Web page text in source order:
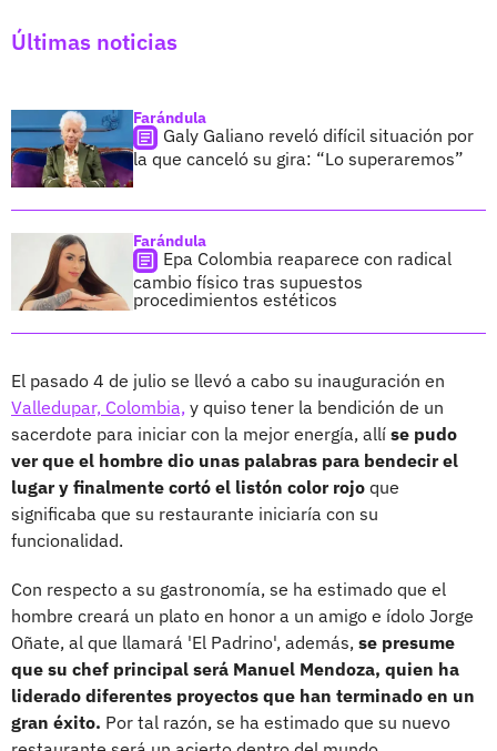
Últimas noticias
Farándula
Galy Galiano reveló difícil situación por
la que canceló su gira: “Lo superaremos”
Farándula
Epa Colombia reaparece con radical
cambio físico tras supuestos
procedimientos estéticos
El pasado 4 de julio se llevó a cabo su inauguración en
Valledupar, Colombia, y quiso tener la bendición de un
sacerdote para iniciar con la mejor energía, allí se pudo
ver que el hombre dio unas palabras para bendecir el
lugar y finalmente cortó el listón color rojo que
significaba que su restaurante iniciaría con su
funcionalidad.
Con respecto a su gastronomía, se ha estimado que el
hombre creará un plato en honor a un amigo e ídolo Jorge
Oñate, al que llamará 'El Padrino', además, se presume
que su chef principal será Manuel Mendoza, quien ha
liderado diferentes proyectos que han terminado en un
gran éxito. Por tal razón, se ha estimado que su nuevo